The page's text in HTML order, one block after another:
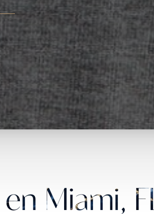
Miami, FL